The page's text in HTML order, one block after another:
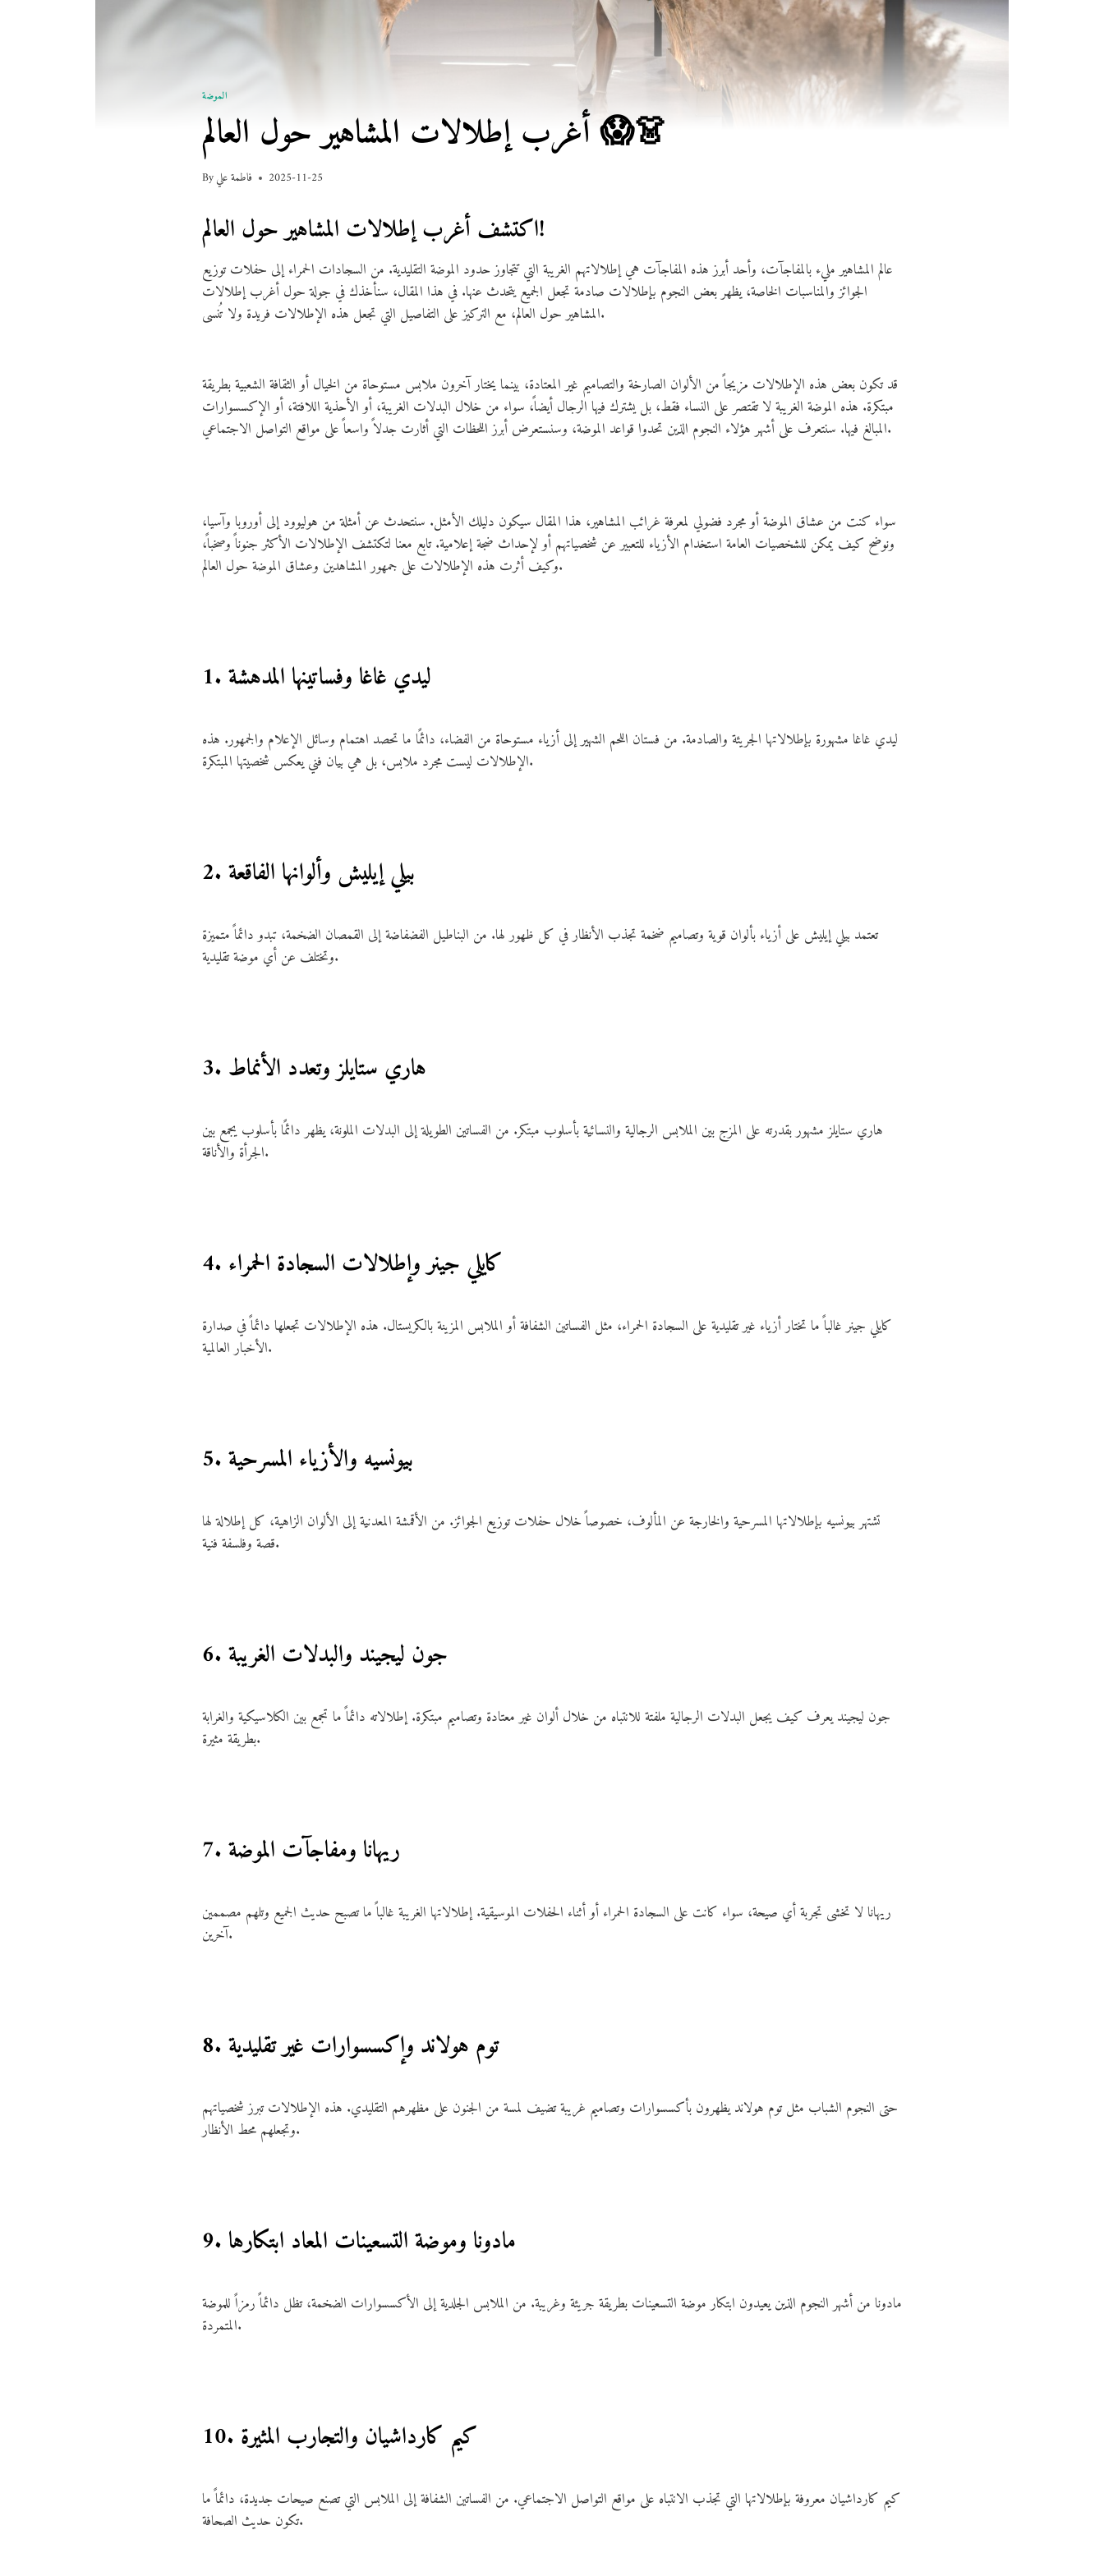
الموضة
أغرب إطلالات المشاهير حول العالم 😱👗
Byفاطمة علي 2025-11-25
اكتشف أغرب إطلالات المشاهير حول العالم!
عالم المشاهير مليء بالمفاجآت، وأحد أبرز هذه المفاجآت هي إطلالاتهم الغريبة التي تتجاوز حدود الموضة التقليدية. من السجادات الحمراء إلى حفلات توزيع
الجوائز والمناسبات الخاصة، يظهر بعض النجوم بإطلالات صادمة تجعل الجميع يتحدث عنها. في هذا المقال، سنأخذك في جولة حول أغرب إطلالات
المشاهير حول العالم، مع التركيز على التفاصيل التي تجعل هذه الإطلالات فريدة ولا تُنسى.
قد تكون بعض هذه الإطلالات مزيجاً من الألوان الصارخة والتصاميم غير المعتادة، بينما يختار آخرون ملابس مستوحاة من الخيال أو الثقافة الشعبية بطريقة
مبتكرة. هذه الموضة الغريبة لا تقتصر على النساء فقط، بل يشترك فيها الرجال أيضاً، سواء من خلال البدلات الغريبة، أو الأحذية اللافتة، أو الإكسسوارات
المبالغ فيها. سنتعرف على أشهر هؤلاء النجوم الذين تحدوا قواعد الموضة، وسنستعرض أبرز اللحظات التي أثارت جدلاً واسعاً على مواقع التواصل الاجتماعي.
سواء كنت من عشاق الموضة أو مجرد فضولي لمعرفة غرائب المشاهير، هذا المقال سيكون دليلك الأمثل. سنتحدث عن أمثلة من هوليوود إلى أوروبا وآسيا،
ونوضح كيف يمكن للشخصيات العامة استخدام الأزياء للتعبير عن شخصياتهم أو لإحداث ضجة إعلامية. تابع معنا لتكتشف الإطلالات الأكثر جنوناً وصخباً،
وكيف أثرت هذه الإطلالات على جمهور المشاهدين وعشاق الموضة حول العالم.
1. ليدي غاغا وفساتينها المدهشة
ليدي غاغا مشهورة بإطلالاتها الجريئة والصادمة. من فستان اللحم الشهير إلى أزياء مستوحاة من الفضاء، دائمًا ما تحصد اهتمام وسائل الإعلام والجمهور. هذه
الإطلالات ليست مجرد ملابس، بل هي بيان فني يعكس شخصيتها المبتكرة.
2. بيلي إيليش وألوانها الفاقعة
تعتمد بيلي إيليش على أزياء بألوان قوية وتصاميم ضخمة تجذب الأنظار في كل ظهور لها. من البناطيل الفضفاضة إلى القمصان الضخمة، تبدو دائماً متميزة
وتختلف عن أي موضة تقليدية.
3. هاري ستايلز وتعدد الأنماط
هاري ستايلز مشهور بقدرته على المزج بين الملابس الرجالية والنسائية بأسلوب مبتكر. من الفساتين الطويلة إلى البدلات الملونة، يظهر دائمًا بأسلوب يجمع بين
الجرأة والأناقة.
4. كايلي جينر وإطلالات السجادة الحمراء
كايلي جينر غالباً ما تختار أزياء غير تقليدية على السجادة الحمراء، مثل الفساتين الشفافة أو الملابس المزينة بالكريستال. هذه الإطلالات تجعلها دائماً في صدارة
الأخبار العالمية.
5. بيونسيه والأزياء المسرحية
تشتهر بيونسيه بإطلالاتها المسرحية والخارجة عن المألوف، خصوصاً خلال حفلات توزيع الجوائز. من الأقمشة المعدنية إلى الألوان الزاهية، كل إطلالة لها
قصة وفلسفة فنية.
6. جون ليجيند والبدلات الغريبة
جون ليجيند يعرف كيف يجعل البدلات الرجالية ملفتة للانتباه من خلال ألوان غير معتادة وتصاميم مبتكرة. إطلالاته دائماً ما تجمع بين الكلاسيكية والغرابة
بطريقة مثيرة.
7. ريهانا ومفاجآت الموضة
ريهانا لا تخشى تجربة أي صيحة، سواء كانت على السجادة الحمراء أو أثناء الحفلات الموسيقية. إطلالاتها الغريبة غالباً ما تصبح حديث الجميع وتلهم مصممين
آخرين.
8. توم هولاند وإكسسوارات غير تقليدية
حتى النجوم الشباب مثل توم هولاند يظهرون بأكسسوارات وتصاميم غريبة تضيف لمسة من الجنون على مظهرهم التقليدي. هذه الإطلالات تبرز شخصياتهم
وتجعلهم محط الأنظار.
9. مادونا وموضة التسعينات المعاد ابتكارها
مادونا من أشهر النجوم الذين يعيدون ابتكار موضة التسعينات بطريقة جريئة وغريبة. من الملابس الجلدية إلى الأكسسوارات الضخمة، تظل دائماً رمزاً للموضة
المتمردة.
10. كيم كارداشيان والتجارب المثيرة
كيم كارداشيان معروفة بإطلالاتها التي تجذب الانتباه على مواقع التواصل الاجتماعي. من الفساتين الشفافة إلى الملابس التي تصنع صيحات جديدة، دائماً ما
تكون حديث الصحافة.